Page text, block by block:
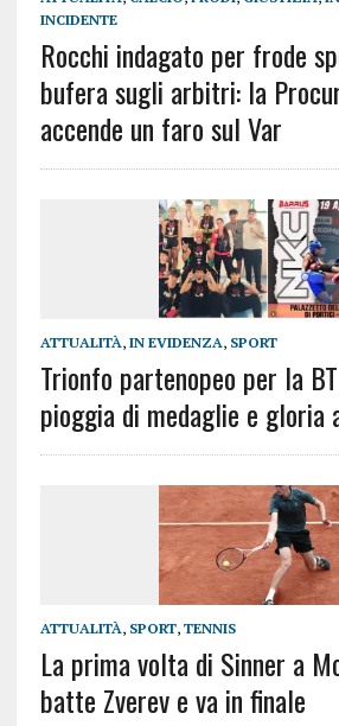
INCIDENTE
Rocchi indagato per frode
bufera sugli arbitri: la
accende un faro sul Var
ATTUALITÀ, IN EVIDENZA, SPORT
Trionfo partenopeo per la
pioggia di medaglie e gloria
ATTUALITÀ, SPORT, TENNIS
La prima volta di Sinner a
batte Zverev e va in finale